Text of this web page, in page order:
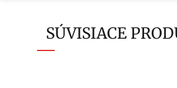
SÚVISIACE